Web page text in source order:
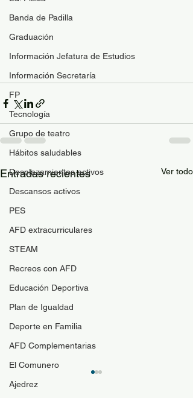
Banda de Padilla
Graduación
Información Jefatura de Estudios
Información Secretaría
FP
Tecnología
Grupo de teatro
Hábitos saludables
Desplazamientos activos
Descansos activos
PES
AFD extracurriculares
STEAM
Recreos con AFD
Educación Deportiva
Plan de Igualdad
Deporte en Familia
AFD Complementarias
El Comunero
Ajedrez
Entradas recientes Ver todo